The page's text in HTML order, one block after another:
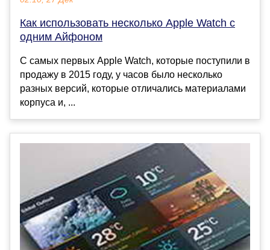
Как использовать несколько Apple Watch с
одним Айфоном
С самых первых Apple Watch, которые поступили в
продажу в 2015 году, у часов было несколько
разных версий, которые отличались материалами
корпуса и, ...